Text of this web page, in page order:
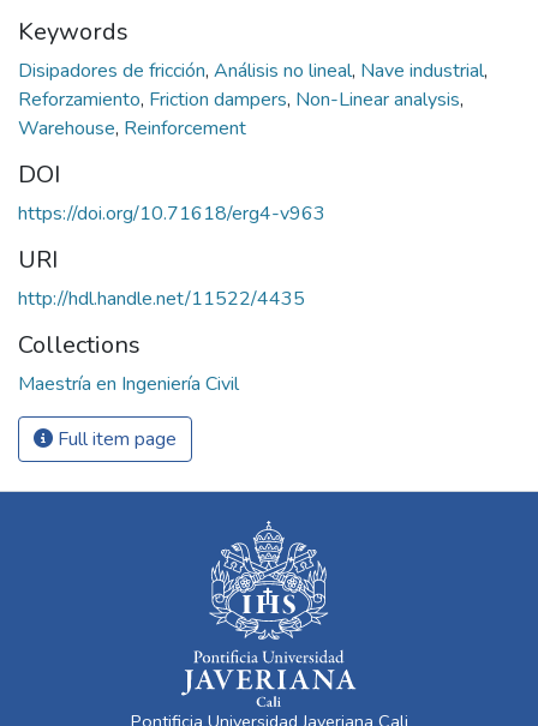
Keywords
Disipadores de fricción, Análisis no lineal, Nave industrial,
Reforzamiento, Friction dampers, Non-Linear analysis,
Warehouse, Reinforcement
DOI
https://doi.org/10.71618/erg4-v963
URI
http://hdl.handle.net/11522/4435
Collections
Maestría en Ingeniería Civil
Full item page
Pontificia Universidad Javeriana Cali